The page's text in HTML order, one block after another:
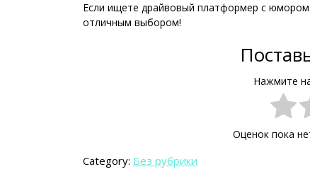
Если ищете драйвовый платформер с
отличным выбором!
Нажмите
Оценок пока
Category: Без рубрики